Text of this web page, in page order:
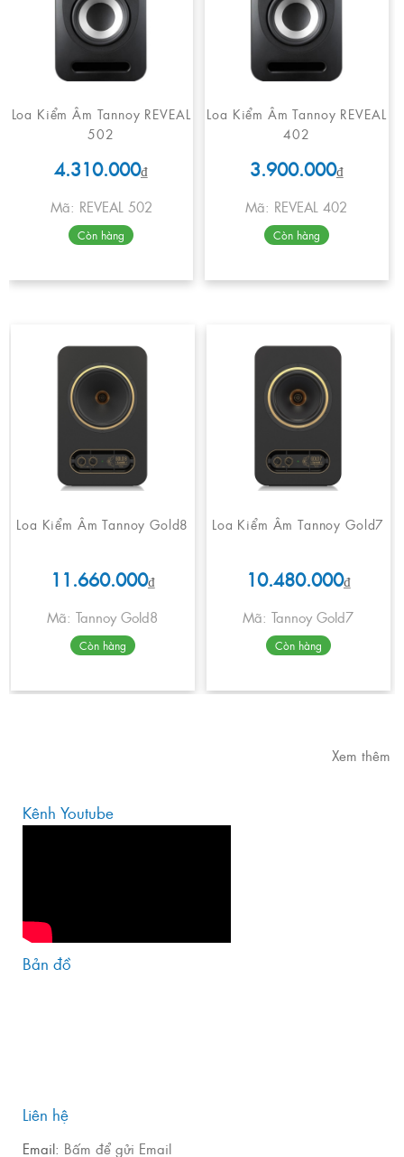
Loa Kiểm Âm Tannoy REVEAL
502
4.310.000₫
Mã: REVEAL 502
Còn hàng
Loa Kiểm Âm Tannoy REVEAL
402
3.900.000₫
Mã: REVEAL 402
Còn hàng
Loa Kiểm Âm Tannoy Gold8
11.660.000₫
Mã: Tannoy Gold8
Còn hàng
Loa Kiểm Âm Tannoy Gold7
10.480.000₫
Mã: Tannoy Gold7
Còn hàng
Xem thêm
Kênh Youtube
Bản đồ
Liên hệ
Email: Bấm để gửi Email